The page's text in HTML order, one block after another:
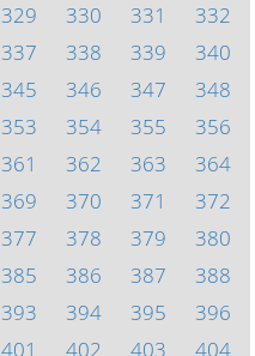
329 330 331
332
337 338 339
340
345 346 347
348
353 354 355
356
361 362 363
364
369 370 371
372
377 378 379
380
385 386 387
388
393 394 395
396
401 402 403 404